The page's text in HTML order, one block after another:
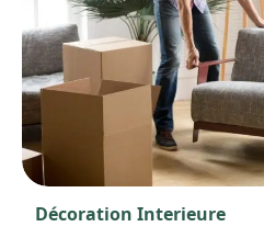
Décoration Interieure